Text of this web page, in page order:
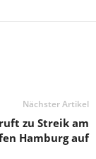
Nächster Artikel
zu Streik am
Hamburg auf